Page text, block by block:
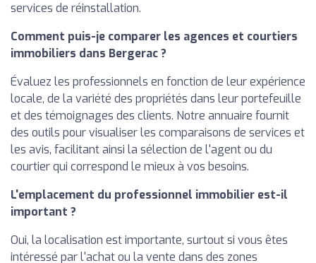
services de réinstallation.
Comment puis-je comparer les agences et courtiers
immobiliers dans Bergerac ?
Évaluez les professionnels en fonction de leur expérience
locale, de la variété des propriétés dans leur portefeuille
et des témoignages des clients. Notre annuaire fournit
des outils pour visualiser les comparaisons de services et
les avis, facilitant ainsi la sélection de l'agent ou du
courtier qui correspond le mieux à vos besoins.
L'emplacement du professionnel immobilier est-il
important ?
Oui, la localisation est importante, surtout si vous êtes
intéressé par l'achat ou la vente dans des zones